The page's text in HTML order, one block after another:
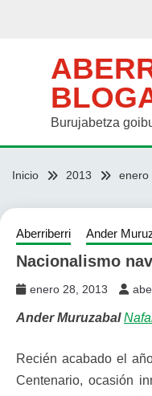
Burujabetza
Inicio 2013 enero
Aberriberri Ander
Nacionalismo
enero 28, 2013
Ander Muruzabal
Recién acabado el
Centenario, ocasión